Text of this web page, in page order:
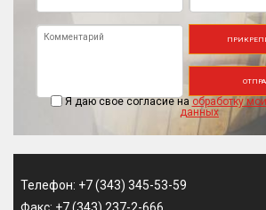
Я даю свое согласие на обработку
данных
Телефон: +7 (343) 345-53-59